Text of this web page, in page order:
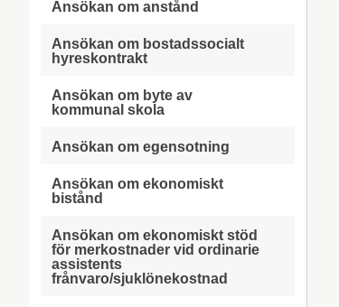
Ansökan om anstånd
Ansökan om bostadssocialt
hyreskontrakt
Ansökan om byte av
kommunal skola
Ansökan om egensotning
Ansökan om ekonomiskt
bistånd
Ansökan om ekonomiskt stöd
för merkostnader vid ordinarie
assistents
frånvaro/sjuklönekostnad